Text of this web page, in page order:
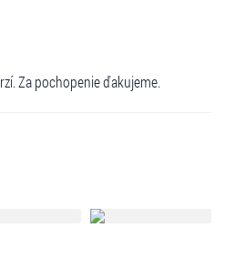
Za pochopenie ďakujeme.